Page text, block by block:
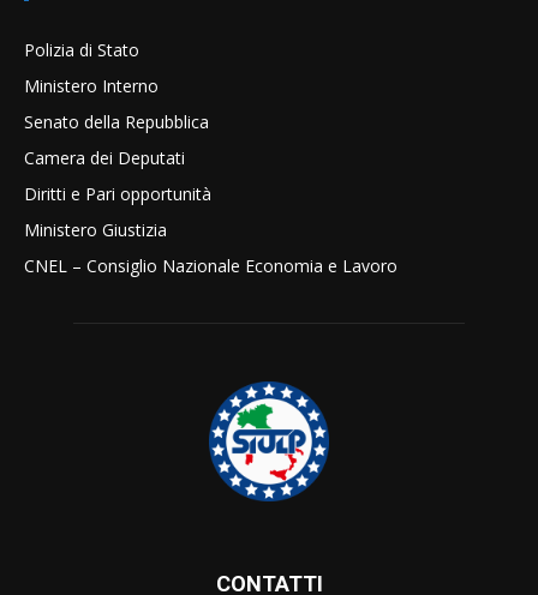
Polizia di Stato
Ministero Interno
Senato della Repubblica
Camera dei Deputati
Diritti e Pari opportunità
Ministero Giustizia
CNEL – Consiglio Nazionale Economia e Lavoro
CONTATTI